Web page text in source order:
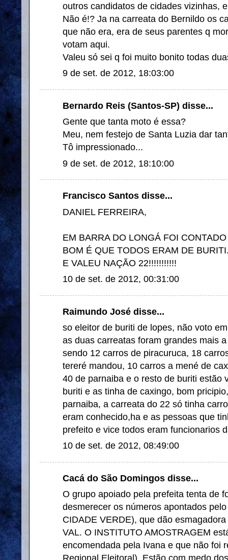
outros candidatos de cidades vizinhas,
Não é!? Ja na carreata do Bernildo os
que não era, era de seus parentes q
votam aqui.
Valeu só sei q foi muito bonito todas
9 de set. de 2012, 18:03:00
Bernardo Reis (Santos-SP) disse...
Gente que tanta moto é essa?
Meu, nem festejo de Santa Luzia dar
Tô impressionado...
9 de set. de 2012, 18:10:00
Francisco Santos disse...
DANIEL FERREIRA,
EM BARRA DO LONGÁ FOI
BOM É QUE TODOS ERAM DE
E VALEU NAÇÃO 22!!!!!!!!!!!
10 de set. de 2012, 00:31:00
Raimundo José disse...
so eleitor de buriti de lopes, não voto
as duas carreatas foram grandes mais
sendo 12 carros de piracuruca, 18
tereré mandou, 10 carros a mené de
40 de parnaiba e o resto de buriti estão
buriti e as tinha de caxingo, bom
parnaiba, a carreata do 22 só tinha
eram conhecido,ha e as pessoas que
prefeito e vice todos eram funcionarios
10 de set. de 2012, 08:49:00
Cacá do São Domingos disse...
O grupo apoiado pela prefeita tenta de
desmerecer os números apontados
CIDADE VERDE), que dão
VAL. O INSTITUTO AMOSTRAGEM
encomendada pela Ivana e que não foi